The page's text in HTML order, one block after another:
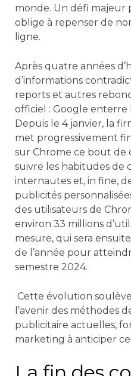
monde. Un défi majeur
oblige à repenser de
ligne.
Après quatre années
d’informations
reports et autres
officiel : Google enterre
Depuis le 4 janvier, la
met progressivement
sur Chrome ce bout de
suivre les habitudes de
internautes et, in fine,
publicités
des utilisateurs de
environ 33 millions
mesure, qui sera
de l’année pour
semestre 2024.
Cette évolution
l’avenir des méthodes
publicitaire actuelles,
marketing à anticiper